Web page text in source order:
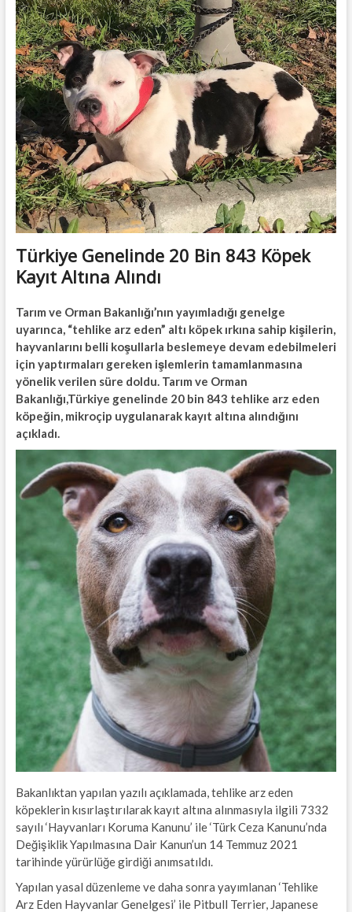
t
t
o
n
Türkiye Genelinde 20 Bin 843 Köpek
Kayıt Altına Alındı
Tarım ve Orman Bakanlığı’nın yayımladığı genelge
uyarınca, “tehlike arz eden” altı köpek ırkına sahip kişilerin,
hayvanlarını belli koşullarla beslemeye devam edebilmeleri
için yaptırmaları gereken işlemlerin tamamlanmasına
yönelik verilen süre doldu. Tarım ve Orman
Bakanlığı,Türkiye genelinde 20 bin 843 tehlike arz eden
köpeğin, mikroçip uygulanarak kayıt altına alındığını
açıkladı.
Bakanlıktan yapılan yazılı açıklamada, tehlike arz eden
köpeklerin kısırlaştırılarak kayıt altına alınmasıyla ilgili 7332
sayılı ‘Hayvanları Koruma Kanunu’ ile ‘Türk Ceza Kanunu’nda
Değişiklik Yapılmasına Dair Kanun’un 14 Temmuz 2021
tarihinde yürürlüğe girdiği anımsatıldı.
Yapılan yasal düzenleme ve daha sonra yayımlanan ‘Tehlike
Arz Eden Hayvanlar Genelgesi’ ile Pitbull Terrier, Japanese